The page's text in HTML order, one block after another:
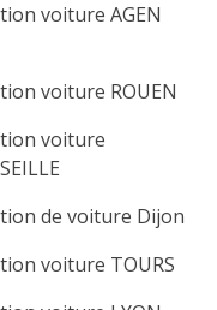
voiture AGEN
voiture ROUEN
voiture
de voiture Dijon
voiture TOURS